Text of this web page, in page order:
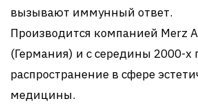
вызывают иммунный ответ.
Производится компанией Merz
(Германия) и с середины 2000-х
распространение в сфере
медицины.